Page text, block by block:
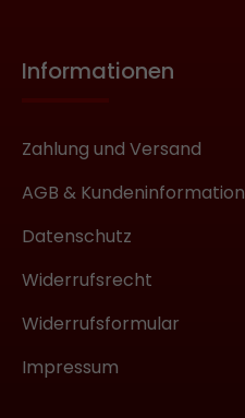
Informationen
Zahlung und Versand
AGB & Kundeninformation
Datenschutz
Widerrufsrecht
Widerrufsformular
Impressum